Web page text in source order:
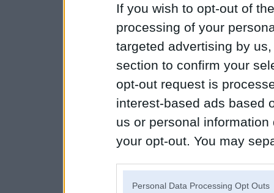
If you wish to opt-out of
processing of your
targeted advertising by
section to confirm your
opt-out request is
interest-based ads based
us or personal
your opt-out. You may
Personal Data Processing Opt Outs